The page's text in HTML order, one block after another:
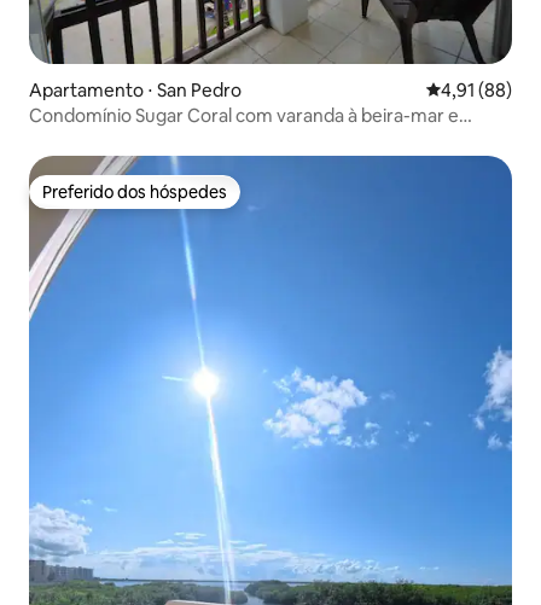
Apartamento ⋅ San Pedro 4,91 de uma
4,91 (88)
Condomínio Sugar Coral com varanda à beira-mar e
Preferido dos hóspedes
Preferido dos hóspedes